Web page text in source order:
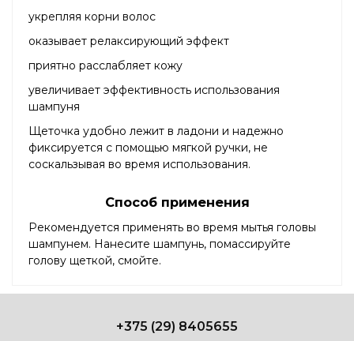
укрепляя корни волос
оказывает релаксирующий эффект
приятно расслабляет кожу
увеличивает эффективность использования
шампуня
Щеточка удобно лежит в ладони и надежно
фиксируется с помощью мягкой ручки, не
соскальзывая во время использования.
Способ применения
Рекомендуется применять во время мытья головы
шампунем. Нанесите шампунь, помассируйте
голову щеткой, смойте.
+375 (29) 8405655